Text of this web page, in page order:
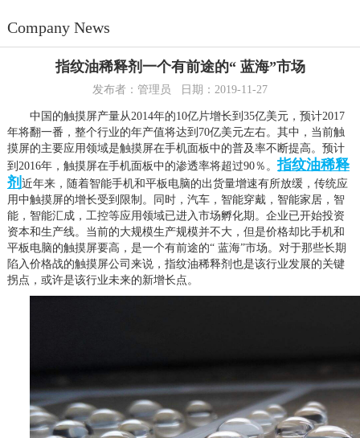
Company News
指纹油稀释剂一个有前途的“ 蓝海”市场
发布者：管理员 日期：2019-11-27
中国的触摸屏产量从2014年的10亿片增长到35亿美元，预计2017
年将翻一番，整个行业的年产值将达到70亿美元左右。其中，当前触
摸屏的主要应用领域是触摸屏在手机面板中的普及率不断提高。预计
到2016年，触摸屏在手机面板中的渗透率将超过90％。指纹油稀释
剂 近年来，随着智能手机和平板电脑的出货量增速有所放缓，传统应
用中触摸屏的增长受到限制。同时，汽车，智能穿戴，智能家居，智
能，智能汇成，工控等应用领域已进入市场孵化期。企业已开始投资
资本和生产线。当前的大规模生产规模并不大，但是价格却比手机和
平板电脑的触摸屏要高，是一个有前途的“ 蓝海”市场。对于那些长期
陷入价格战的触摸屏公司来说，指纹油稀释剂也是该行业发展的关键
拐点，或许是该行业未来的新增长点。